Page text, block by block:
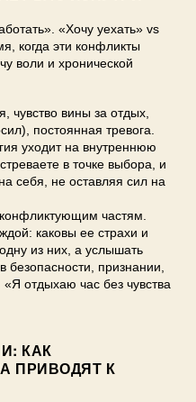
«Хочу уехать» vs
когда эти конфликты
воли и хронической
чувство вины за отдых,
постоянная тревога.
уходит на внутреннюю
в точке выбора, и
себя, не оставляя сил на
частям.
каковы ее страхи и
из них, а услышать
признании,
отдыхаю час без чувства
КАК
ПРИВОДЯТ К